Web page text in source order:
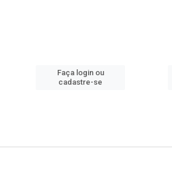
Faça login ou
cadastre-se